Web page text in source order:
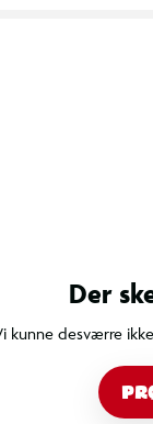
Der
kunne desværre